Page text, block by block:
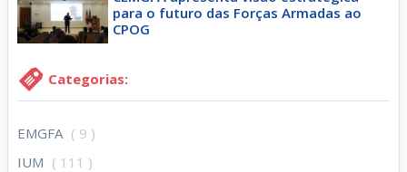
para o futuro das Forças Armadas ao
CPOG
Categorias:
EMGFA ( 9 )
IUM ( 111 )